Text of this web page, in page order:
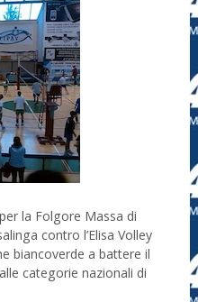
la Folgore Massa di
contro l’Elisa Volley
biancoverde a battere il
categorie nazionali di